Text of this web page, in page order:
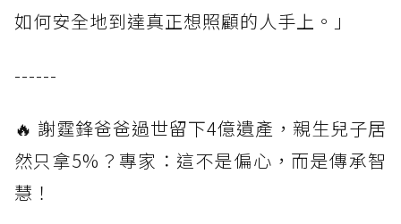
如何安全地到達真正想照顧的人手上。」
------
🔥 謝霆鋒爸爸過世留下4億遺產，親生兒子居
然只拿5%？專家：這不是偏心，而是傳承智
慧！